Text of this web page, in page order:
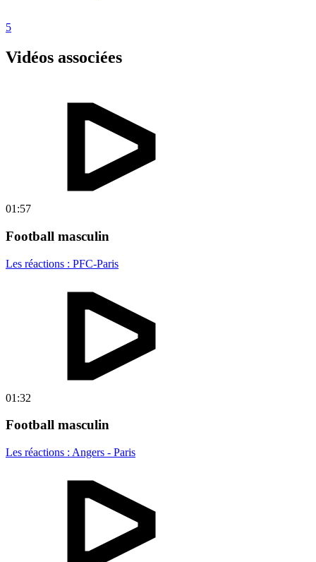
5
Vidéos associées
01:57
Football masculin
Les réactions : PFC-Paris
01:32
Football masculin
Les réactions : Angers - Paris